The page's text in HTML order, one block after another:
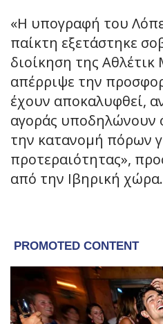
«Η υπογραφή του
παίκτη εξετάστηκε
διοίκηση της
απέρριψε την
έχουν αποκαλυφθεί,
αγοράς υποδηλώνουν
την κατανομή πόρων
προτεραιότητας»,
από την Ιβηρική χώρα.